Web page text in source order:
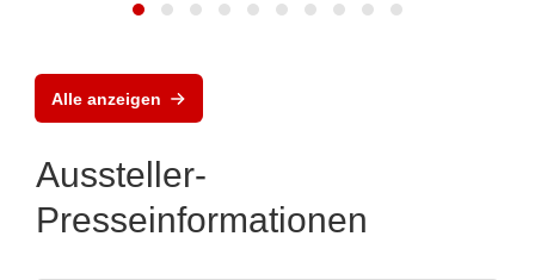
Alle anzeigen
Aussteller-
Presseinformationen